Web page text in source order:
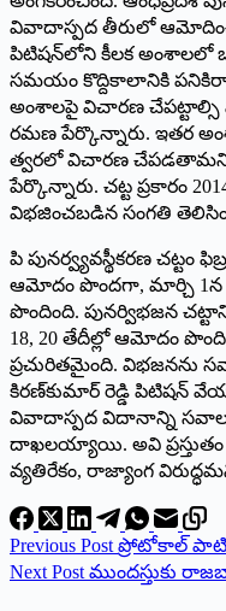
వివాదాస్పద తీరులో
పిటిషన్‌లోని కీలక అంశాలలో
సమయం కొద్దికాలానికి
అంశాలపై విచారణ చేపట్టాల్సి
రమణ పేర్కొన్నారు. ఇతర
త్వరలో విచారణ చేపడతామని
పేర్కొన్నారు. చట్ట ప్రకారం
విభజించబడిన సంగతి
పి పునర్వ్యవస్థీకరణ చట్టం
ఆమోదం పొందగా, మార్చి 1న
పొందింది. పునర్విభజన
18, 20 తేదీల్లో ఆమోదం
ప్రచురితమైంది. విభజనను
కిరణ్‌కుమార్‌ ‌రెడ్డి పిటిషన్‌
వివాదాస్పద విదానాన్ని సవాలు
దాఖలయ్యాయి. అవి
వ్యతిరేకం, రాజ్యాంగ
Previous Post ‌ప్రోటోకాల్‌
Next Post ముందస్తుకు